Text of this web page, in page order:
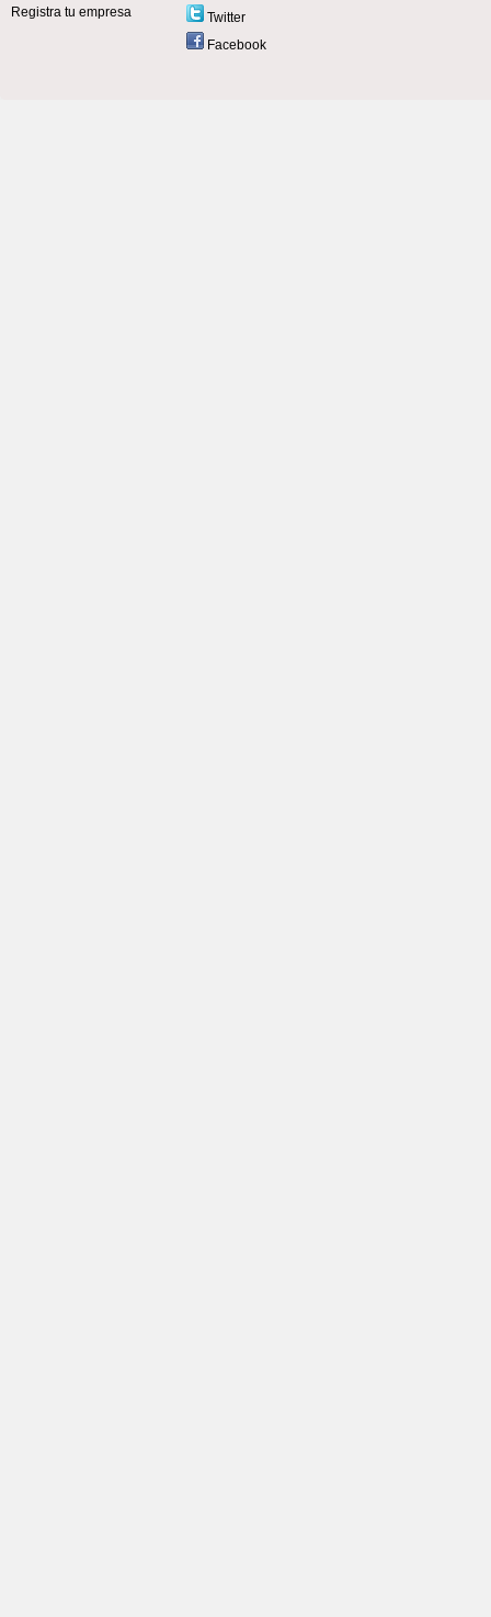
Registra tu empresa
Twitter
Facebook